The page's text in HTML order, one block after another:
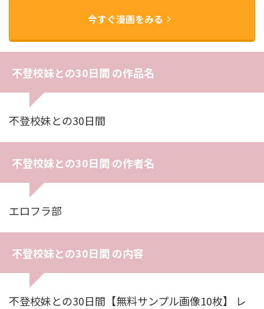
今すぐ漫画をみる
不登校妹との30日間 の作品名
不登校妹との30日間
不登校妹との30日間 の作者名
エロフラ部
不登校妹との30日間 の内容
不登校妹との30日間【無料サンプル画像10枚】 レ